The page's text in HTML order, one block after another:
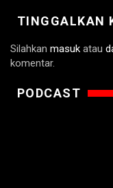
TINGGALKAN
Silahkan masuk atau
komentar.
PODCAST